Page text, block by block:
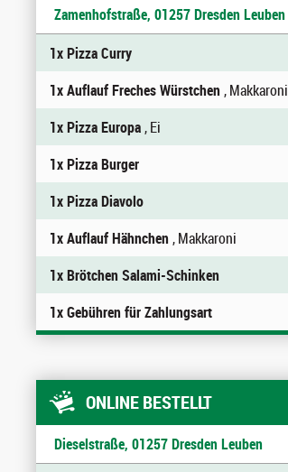
Zamenhofstraße, 01257 Dresden Leuben
1x Pizza Curry
1x Auflauf Freches Würstchen, Makkaroni
1x Pizza Europa, Ei
1x Pizza Burger
1x Pizza Diavolo
1x Auflauf Hähnchen, Makkaroni
1x Brötchen Salami-Schinken
1x Gebühren für Zahlungsart
ONLINE BESTELLT
Dieselstraße, 01257 Dresden Leuben